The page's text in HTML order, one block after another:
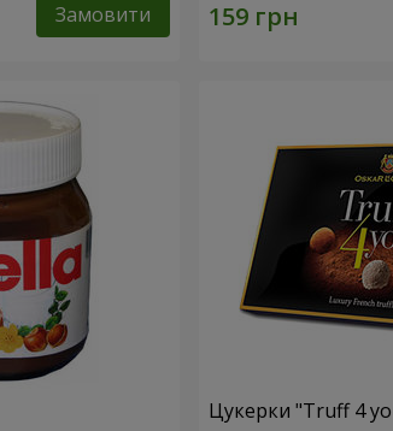
Замовити
Цукерки "Truff 4